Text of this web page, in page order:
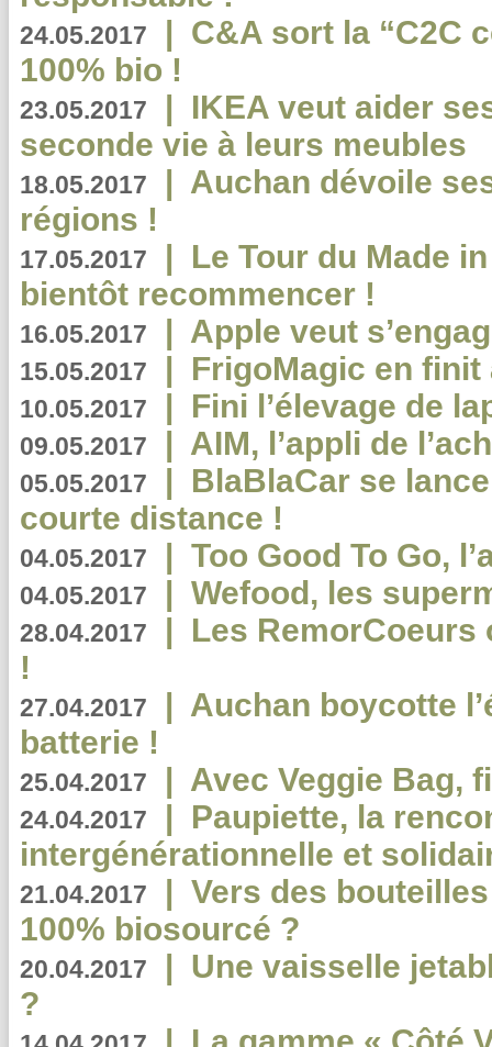
24.05.2017 | C&A sort la “C2C
100% bio !
23.05.2017 | IKEA veut aider
seconde vie à leurs meubles
18.05.2017 | Auchan dévoile
régions !
17.05.2017 | Le Tour du Made
bientôt recommencer !
16.05.2017 | Apple veut
15.05.2017 | FrigoMagic en
10.05.2017 | Fini l’élevage de
09.05.2017 | AIM, l’appli de
05.05.2017 | BlaBlaCar se
courte distance !
04.05.2017 | Too Good To Go,
04.05.2017 | Wefood, les
28.04.2017 | Les RemorCoeurs
!
27.04.2017 | Auchan boycotte
batterie !
25.04.2017 | Avec Veggie Bag,
24.04.2017 | Paupiette, la
intergénérationnelle et
21.04.2017 | Vers des
100% biosourcé ?
20.04.2017 | Une vaisselle
?